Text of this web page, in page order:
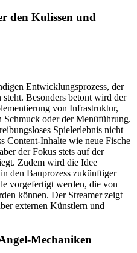
den Kulissen und
Entwicklungsprozess, der
Besonders betont wird der
von Infrastruktur,
oder der Menüführung.
Spielerlebnis nicht
Content-Inhalte wie neue Fische
der Fokus stets auf der
Zudem wird die Idee
den Bauprozess zukünftiger
vorgefertigt werden, die von
können. Der Streamer zeigt
externen Künstlern und
Mechaniken